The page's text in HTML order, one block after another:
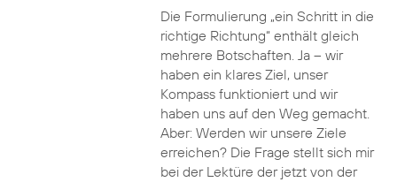
Die Formulierung „ein Schritt in die
richtige Richtung“ enthält gleich
mehrere Botschaften. Ja – wir
haben ein klares Ziel, unser
Kompass funktioniert und wir
haben uns auf den Weg gemacht.
Aber: Werden wir unsere Ziele
erreichen? Die Frage stellt sich mir
bei der Lektüre der jetzt von der